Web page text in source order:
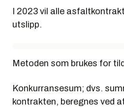
I 2023 vil alle
utslipp.
Metoden som brukes for
Konkurransesum; dvs.
kontrakten, beregnes ved